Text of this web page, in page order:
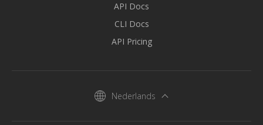
API Docs
CLI Docs
API Pricing
Nederlands